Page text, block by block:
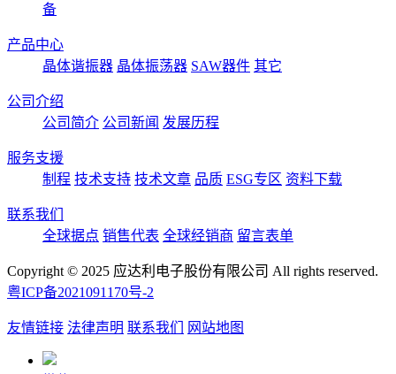
备
产品中心
晶体谐振器 晶体振荡器 SAW器件 其它
公司介绍
公司简介 公司新闻 发展历程
服务支援
制程 技术支持 技术文章 品质 ESG专区 资料下载
联系我们
全球据点 销售代表 全球经销商 留言表单
Copyright © 2025 应达利电子股份有限公司 All rights reserved.
粤ICP备2021091170号-2
友情链接 法律声明 联系我们 网站地图